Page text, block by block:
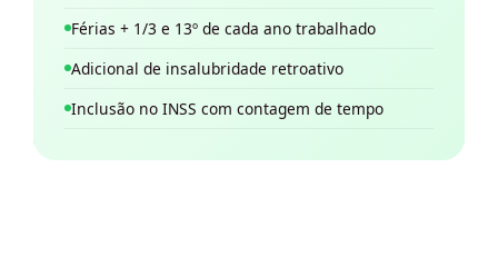
Férias + 1/3 e 13º de cada ano trabalhado
Adicional de insalubridade retroativo
Inclusão no INSS com contagem de tempo